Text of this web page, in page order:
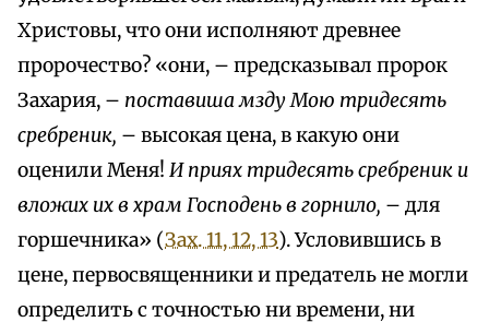
Христовы, что они исполняют древнее
пророчество? «они, – предсказывал пророк
Захария, – поставиша мзду Мою тридесять
сребреник, – высокая цена, в какую они
оценили Меня! И приях тридесять сребреник и
вложих их в храм Господень в горнило, – для
горшечника» (Зах. 11, 12, 13). Условившись в
цене, первосвященники и предатель не могли
определить с точностью ни времени, ни